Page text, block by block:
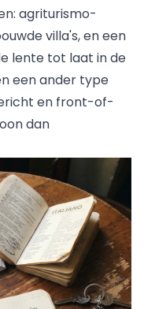
agriturismo-
villa's, en een
lente tot laat in de
een ander type
en front-of-
dan